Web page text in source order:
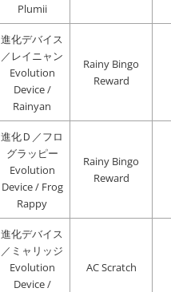
Plumii
進化デバイス
／レイニャン
Evolution
Device /
Rainyan
Rainy Bingo
Reward
進化Ｄ／フロ
グラッピー
Evolution
Device / Frog
Rappy
Rainy Bingo
Reward
進化デバイス
／ミャリッジ
Evolution
Device /
AC Scratch